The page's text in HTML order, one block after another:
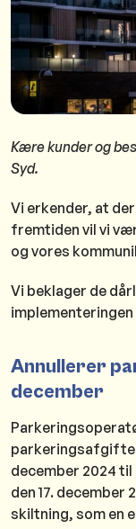
Kære kunder og
Syd.
Vi erkender, at
fremtiden vil vi
og vores
Vi beklager de
Annullerer
december
december 2024 til
den 17. december
skiltning, som en